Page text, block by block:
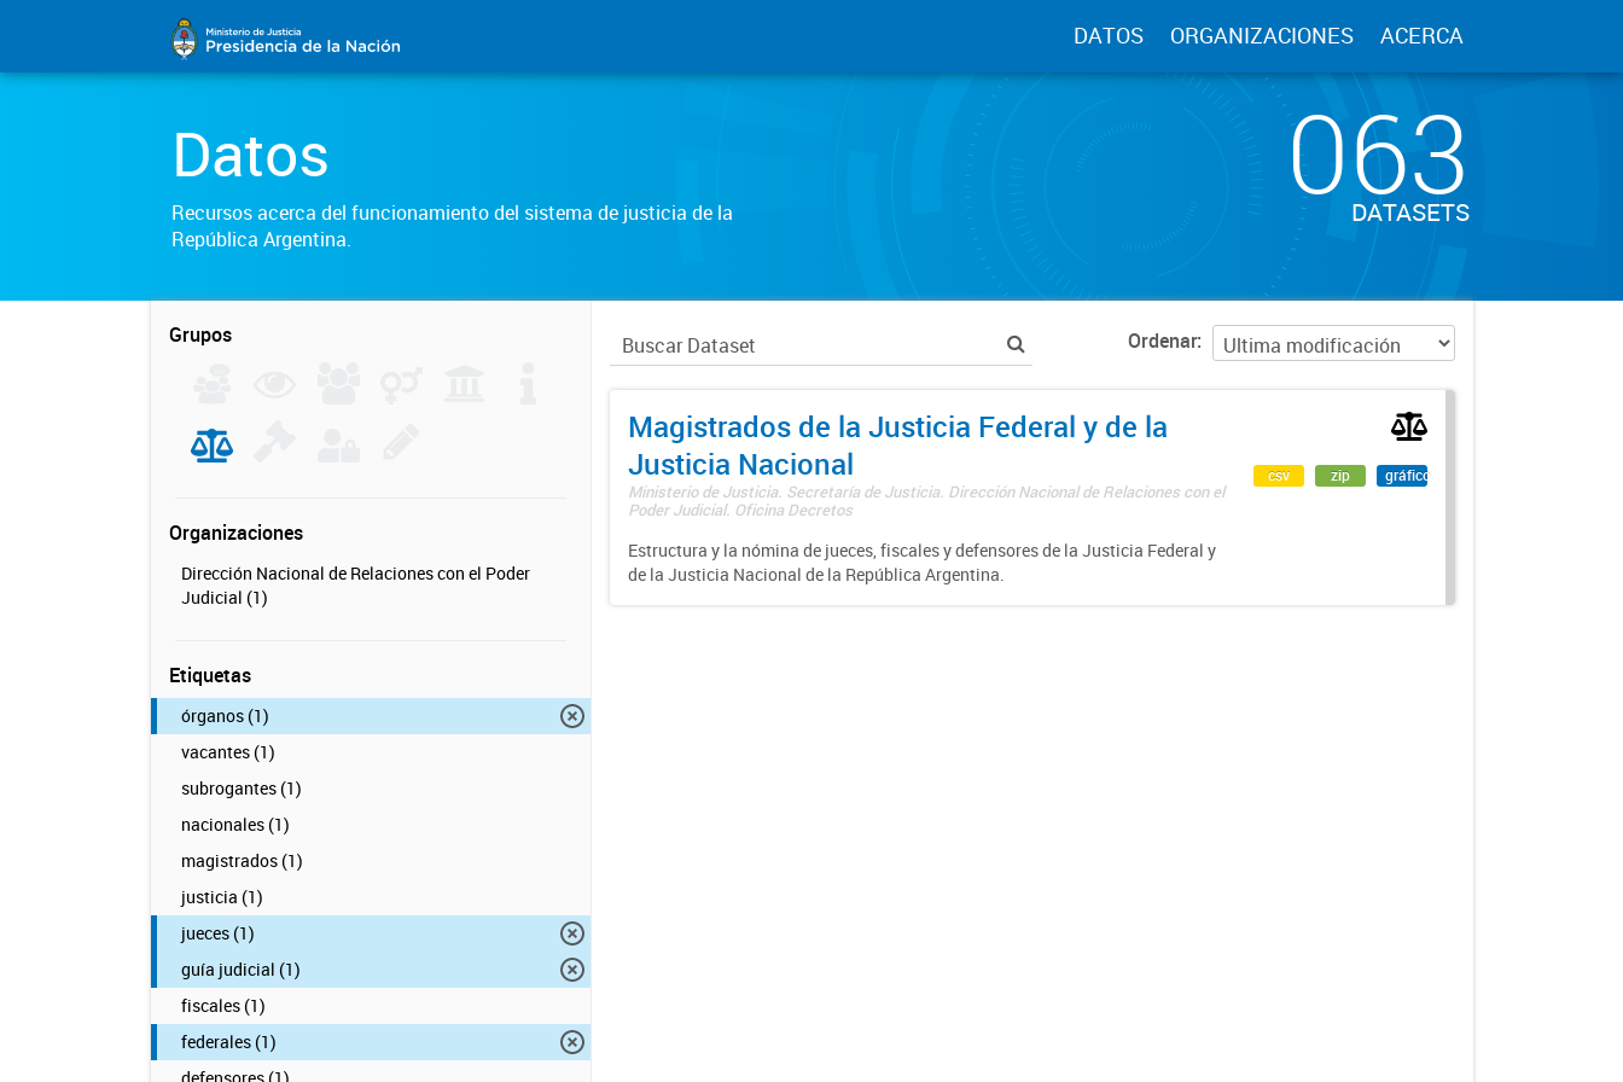
DATOS ORGANIZACIONES ACERCA
Datos
Recursos acerca del funcionamiento del sistema de justicia de la
República Argentina.
063
DATASETS
Grupos
Organizaciones
Dirección Nacional de Relaciones con el Poder
Judicial (1)
Etiquetas
órganos (1)
vacantes (1)
subrogantes (1)
nacionales (1)
magistrados (1)
justicia (1)
jueces (1)
guía judicial (1)
fiscales (1)
federales (1)
Ordenar
Magistrados de la Justicia Federal y de la
Justicia Nacional
Ministerio de Justicia. Secretaría de Justicia. Dirección Nacional de Relaciones con el
Poder Judicial. Oficina Decretos
Estructura y la nómina de jueces, fiscales y defensores de la Justicia Federal y
de la Justicia Nacional de la República Argentina.
csv zip gráfico